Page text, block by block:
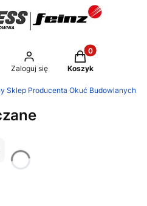
wyszukiwarkę
Zaloguj się
Produkty w
Koszyk
Sklep Producenta Okuć Budowlanych